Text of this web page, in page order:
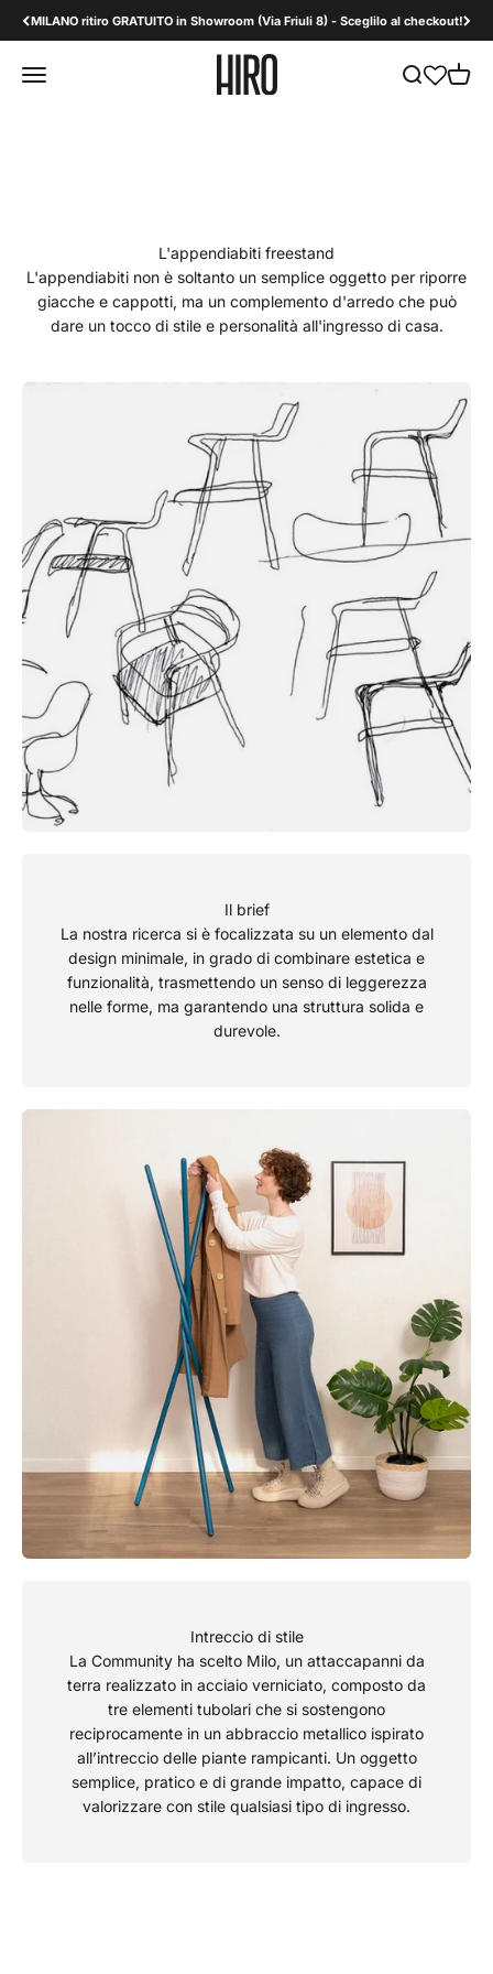
MILANO ritiro GRATUITO in Showroom (Via Friuli 8) - Sceglilo al checkout!
Apri il menu di navigazione HiroDesign B2B Mostra il
L'appendiabiti freestand
L'appendiabiti non è soltanto un semplice oggetto per riporre
giacche e cappotti, ma un complemento d'arredo che può
dare un tocco di stile e personalità all'ingresso di casa.
Il brief
La nostra ricerca si è focalizzata su un elemento dal
design minimale, in grado di combinare estetica e
funzionalità, trasmettendo un senso di leggerezza
nelle forme, ma garantendo una struttura solida e
durevole.
Intreccio di stile
La Community ha scelto Milo, un attaccapanni da
terra realizzato in acciaio verniciato, composto da
tre elementi tubolari che si sostengono
reciprocamente in un abbraccio metallico ispirato
all’intreccio delle piante rampicanti. Un oggetto
semplice, pratico e di grande impatto, capace di
valorizzare con stile qualsiasi tipo di ingresso.